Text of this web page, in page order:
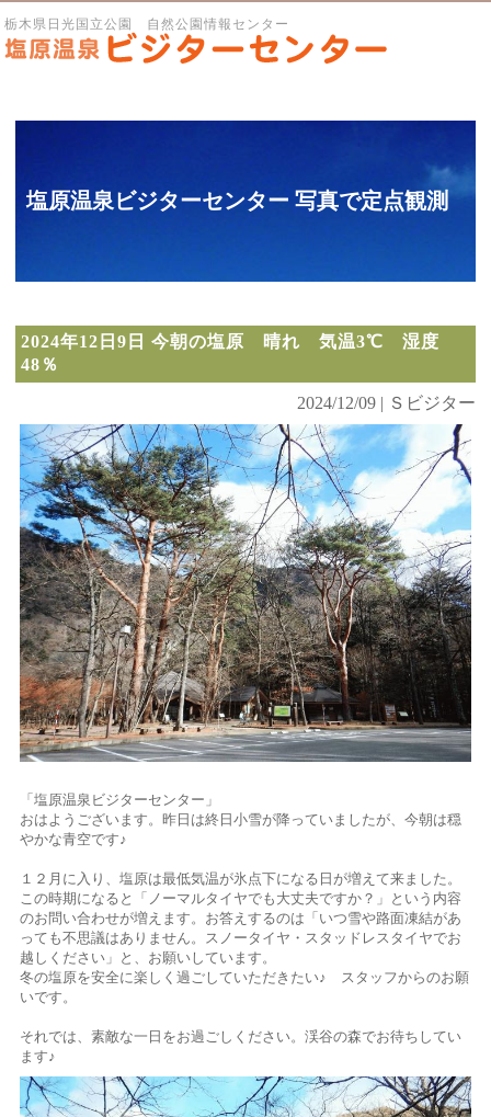
栃木県日光国立公園 自然公園情報センター
塩原温泉ビジターセンター 写真で定点観測
2024年12日9日 今朝の塩原 晴れ 気温3℃ 湿度
48％
2024/12/09 | Ｓビジター
「塩原温泉ビジターセンター」
おはようございます。昨日は終日小雪が降っていましたが、今朝は穏
やかな青空です♪
１２月に入り、塩原は最低気温が氷点下になる日が増えて来ました。
この時期になると「ノーマルタイヤでも大丈夫ですか？」という内容
のお問い合わせが増えます。お答えするのは「いつ雪や路面凍結があ
っても不思議はありません。スノータイヤ・スタッドレスタイヤでお
越しください」と、お願いしています。
冬の塩原を安全に楽しく過ごしていただきたい♪ スタッフからのお願
いです。
それでは、素敵な一日をお過ごしください。渓谷の森でお待ちしてい
ます♪